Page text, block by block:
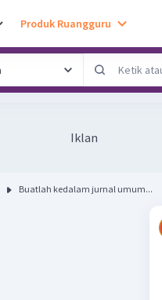
Produk Ruangguru
Iklan
Buatlah kedalam jurnal umum...